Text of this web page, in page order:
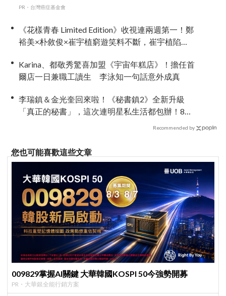
PR・台灣癌症基金會
《花樣青春 Limited Edition》收視連兩週第一！鄭
裕美×朴敘俊×崔宇植窮遊笑料不斷，崔宇植陷
Karina、都敬秀驚喜加盟《宇宙年糕店》！擔任首
爾店一日兼職工讀生 李泳知一句話意外成真
李瑞鎮＆金光奎回來啦！《秘書鎮2》全新升級
「真正的秘書」，這次連明星私生活都包辦！8月
Recommended by
您也可能喜歡這些文章
009829掌握AI關鍵 大華韓國KOSPI 50今強勢開募
PR・大華銀全能行銷方案